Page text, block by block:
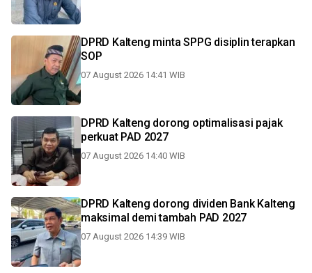
DPRD Kalteng minta SPPG disiplin terapkan
SOP
07 August 2026 14:41 WIB
DPRD Kalteng dorong optimalisasi pajak
perkuat PAD 2027
07 August 2026 14:40 WIB
DPRD Kalteng dorong dividen Bank Kalteng
maksimal demi tambah PAD 2027
07 August 2026 14:39 WIB